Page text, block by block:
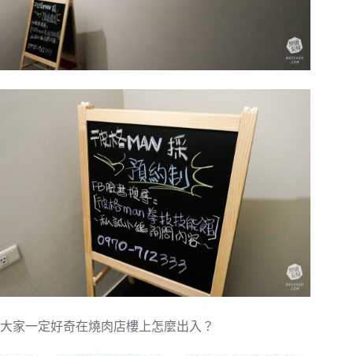
大家一定好奇在燒肉店樓上怎麼出入？